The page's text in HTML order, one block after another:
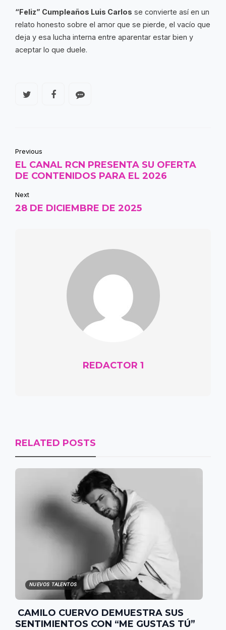
“Feliz” Cumpleaños Luis Carlos se convierte así en un
relato honesto sobre el amor que se pierde, el vacío que
deja y esa lucha interna entre aparentar estar bien y
aceptar lo que duele.
Previous
EL CANAL RCN PRESENTA SU OFERTA
DE CONTENIDOS PARA EL 2026
Next
28 DE DICIEMBRE DE 2025
REDACTOR 1
RELATED POSTS
NUEVOS TALENTOS
CAMILO CUERVO DEMUESTRA SUS
SENTIMIENTOS CON “ME GUSTAS TÚ”